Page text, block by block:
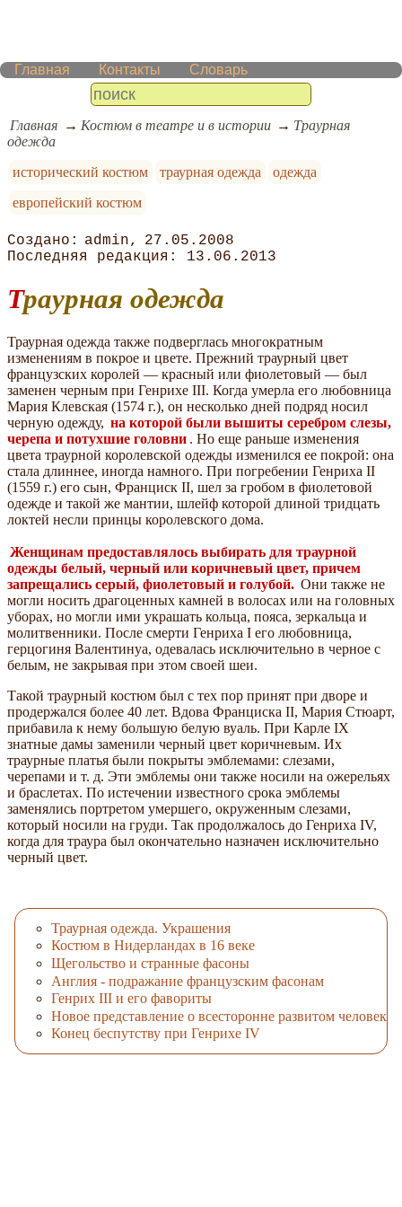
Главная Контакты Словарь
Главная Костюм в театре и в истории
Траурная
одежда
исторический костюм
траурная одежда
одежда
европейский костюм
admin
27.05.2008
13.06.2013
Траурная одежда
Траурная одежда также подверглась многократным
изменениям в покрое и цвете. Прежний траурный цвет
французских королей — красный или фиолетовый — был
заменен черным при Генрихе III. Когда умерла его любовница
Мария Клевская (1574 г.), он несколько дней подряд носил
черную одежду, на которой были вышиты серебром слезы,
черепа и потухшие головни . Но еще раньше изменения
цвета траурной королевской одежды изменился ее покрой: она
стала длиннее, иногда намного. При погребении Генриха II
(1559 г.) его сын, Франциск II, шел за гробом в фиолетовой
одежде и такой же мантии, шлейф которой длиной тридцать
локтей несли принцы королевского дома.
Женщинам предоставлялось выбирать для траурной
одежды белый, черный или коричневый цвет, причем
запрещались серый, фиолетовый и голубой. Они также не
могли носить драгоценных камней в волосах или на головных
уборах, но могли ими украшать кольца, пояса, зеркальца и
молитвенники. После смерти Генриха I его любовница,
герцогиня Валентинуа, одевалась исключительно в черное с
белым, не закрывая при этом своей шеи.
Такой траурный костюм был с тех пор принят при дворе и
продержался более 40 лет. Вдова Франциска II, Мария Стюарт,
прибавила к нему большую белую вуаль. При Карле IX
знатные дамы заменили черный цвет коричневым. Их
траурные платья были покрыты эмблемами: слезами,
черепами и т. д. Эти эмблемы они также носили на ожерельях
и браслетах. По истечении известного срока эмблемы
заменялись портретом умершего, окруженным слезами,
который носили на груди. Так продолжалось до Генриха IV,
когда для траура был окончательно назначен исключительно
черный цвет.
Траурная одежда. Украшения
Костюм в Нидерландах в 16 веке
Щегольство и странные фасоны
Англия - подражание французским фасонам
Генрих III и его фавориты
Новое представление о всесторонне развитом человек
Конец беспутству при Генрихе IV